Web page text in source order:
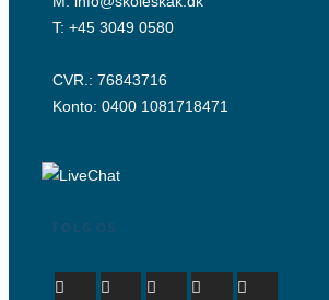
T: +45 3049 0580
CVR.: 76843716
Konto: 0400 1081718471
FØLG OS